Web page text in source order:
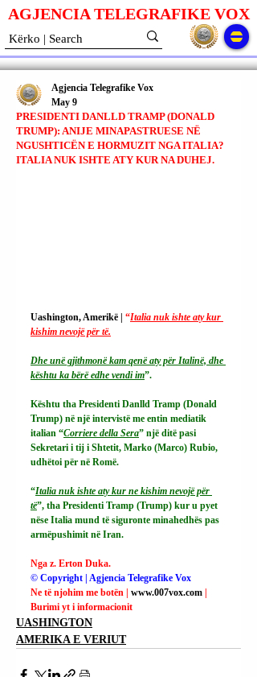
AGJENCIA TELEGRAFIKE VOX
PRESIDENTI DANLLD TRAMP (DONALD
TRUMP): ANIJE MINAPASTRUESE NË
NGUSHTICËN E HORMUZIT NGA ITALIA?
ITALIA NUK ISHTE ATY KUR NA DUHEJ.
Agjencia Telegrafike Vox
May 9
Uashington, Amerikë | “Italia nuk ishte aty kur
kishim nevojë për të.
Dhe unë gjithmonë kam qenë aty për Italinë, dhe
kështu ka bërë edhe vendi im”.
Kështu tha Presidenti Danlld Tramp (Donald
Trump) në një intervistë me entin mediatik
italian “Corriere della Sera” një ditë pasi
Sekretari i tij i Shtetit, Marko (Marco) Rubio,
udhëtoi për në Romë.
“Italia nuk ishte aty kur ne kishim nevojë për
të”, tha Presidenti Tramp (Trump) kur u pyet
nëse Italia mund të siguronte minahedhës pas
armëpushimit në Iran.
Nga z. Erton Duka.
© Copyright | Agjencia Telegrafike Vox
Ne të njohim me botën | www.007vox.com |
Burimi yt i informacionit
UASHINGTON
AMERIKA E VERIUT